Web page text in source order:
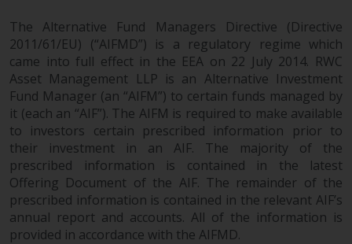
einer Anlage in diese Fonds das
Angebotsprospekt und andere
zugehörige Fondsdokumente
konsultieren, um eine
vollständige Liste der Risiken und
andere relevante Informationen
zu erhalten.
Produkte und Dienstleistungen
The Alternative Fund Managers Directive (Directive
2011/61/EU) (“AIFMD”) is a regulatory regime which
came into full effect in the EEA on 22 July 2014. RWC
Asset Management LLP is an Alternative Investment
Fund Manager (an “AIFM”) to certain funds managed by
it (each an “AIF”). The AIFM is required to make available
to investors certain prescribed information prior to
their investment in an AIF. The majority of the
prescribed information is contained in the latest
Offering Document of the AIF. The remainder of the
prescribed information is contained in the relevant AIF’s
annual report and accounts. All of the information is
provided in accordance with the AIFMD.